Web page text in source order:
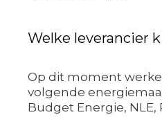
Welke leverancier
Op dit moment
volgende
Budget Energie, NLE,